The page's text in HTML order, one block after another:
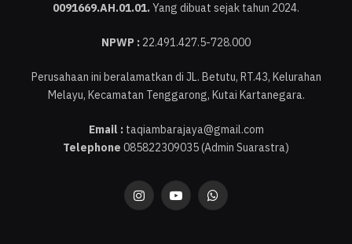
0091669.AH.01.01.Yang dibuat sejak tahun 2024.
NPWP : 22.491.427.5-728.000
Perusahaan ini beralamatkan di JL. Betutu, RT.43, Kelurahan
Melayu, Kecamatan Tenggarong, Kutai Kartanegara.
Email :taqiambarajaya@gmail.com
Telephone 085822309035 (Admin Suarastra)
InstagramYouTubeWhatsApp